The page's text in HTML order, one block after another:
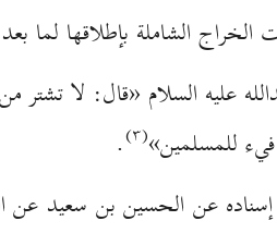
الشاملة بإطلاقها لما
عليه السلام «قال: لا
للمسلمين»(۳)
.
إسناده عن الحسين بن